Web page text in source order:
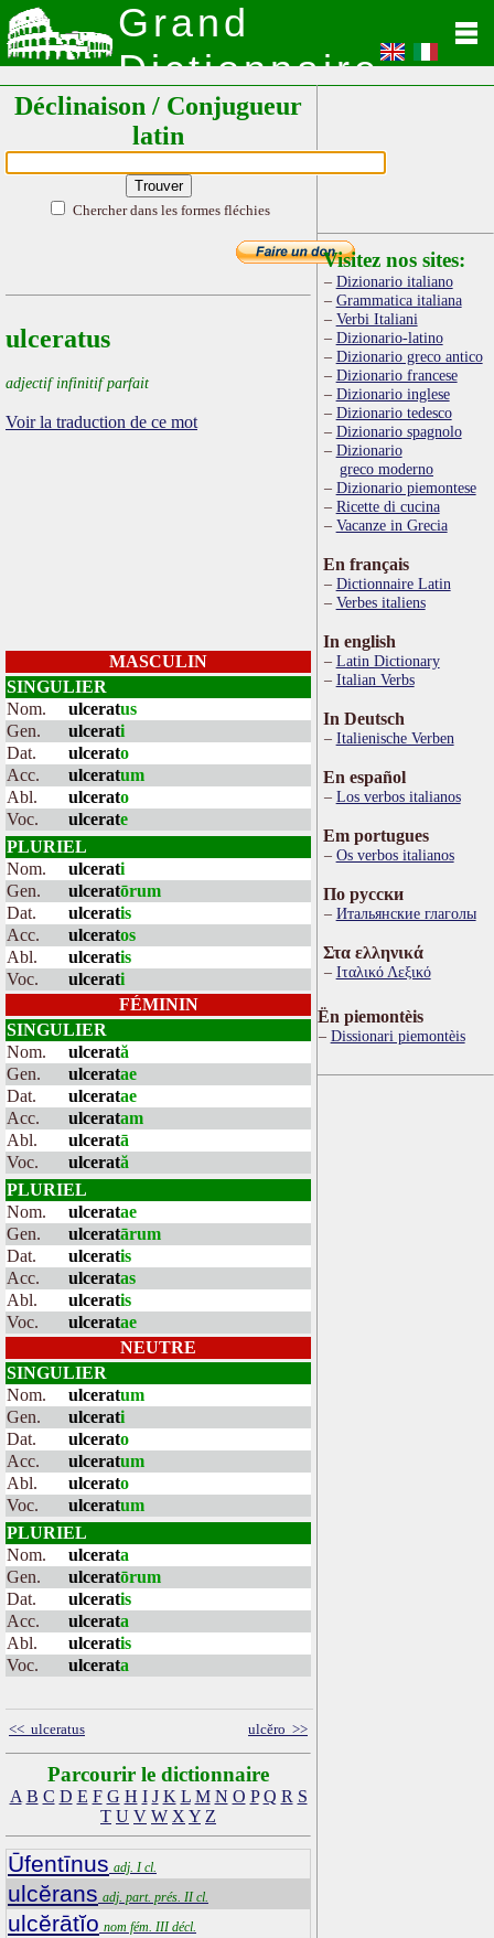
Grand
Dictionnaire
Latin
Déclinaison / Conjugueur
latin
Chercher dans les formes fléchies
ulceratus
adjectif infinitif parfait
Voir la traduction de ce mot
MASCULIN
SINGULIER
Nom.
ulceratus
Gen.
ulcerati
Dat.
ulcerato
Acc.
ulceratum
Abl.
ulcerato
Voc.
ulcerate
PLURIEL
Nom.
ulcerati
Gen.
ulceratōrum
Dat.
ulceratis
Acc.
ulceratos
Abl.
ulceratis
Voc.
ulcerati
FÉMININ
SINGULIER
Nom.
ulcerată
Gen.
ulceratae
Dat.
ulceratae
Acc.
ulceratam
Abl.
ulceratā
Voc.
ulcerată
PLURIEL
Nom.
ulceratae
Gen.
ulceratārum
Dat.
ulceratis
Acc.
ulceratas
Abl.
ulceratis
Voc.
ulceratae
NEUTRE
SINGULIER
Nom.
ulceratum
Gen.
ulcerati
Dat.
ulcerato
Acc.
ulceratum
Abl.
ulcerato
Voc.
ulceratum
PLURIEL
Nom.
ulcerata
Gen.
ulceratōrum
Dat.
ulceratis
Acc.
ulcerata
Abl.
ulceratis
Voc.
ulcerata
<< ulceratus ulcĕro >>
Parcourir le dictionnaire
A B C D E F G H I J K L M N O P Q R S
T U V W X Y Z
Ūfentīnus adj. I cl.
ulcĕrans adj. part. prés. II cl.
ulcĕrātĭo nom fém. III décl.
Visitez nos sites:
Dizionario italiano
Grammatica italiana
Verbi Italiani
Dizionario-latino
Dizionario greco antico
Dizionario francese
Dizionario inglese
Dizionario tedesco
Dizionario spagnolo
Dizionario
greco moderno
Dizionario piemontese
Ricette di cucina
Vacanze in Grecia
En français
Dictionnaire Latin
Verbes italiens
In english
Latin Dictionary
Italian Verbs
In Deutsch
Italienische Verben
En español
Los verbos italianos
Em portugues
Os verbos italianos
По русски
Итальянские глаголы
Στα ελληνικά
Ιταλικό Λεξικό
Ën piemontèis
Dissionari piemontèis